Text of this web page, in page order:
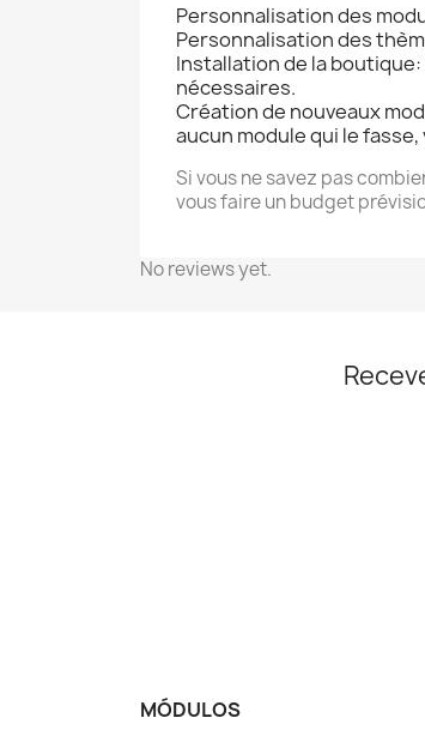
Personnalisation des
Personnalisation des
Installation de la
nécessaires.
Création de nouveaux
aucun module qui le
Si vous ne savez pas
vous faire un budget
No reviews yet.
MÓDULOS